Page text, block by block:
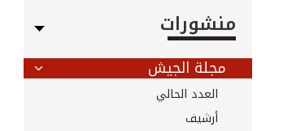
منشورات
مجلة الجيش
العدد الحالي
أرشيف